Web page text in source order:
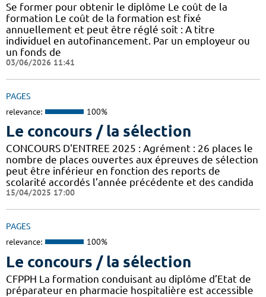
Se former pour obtenir le diplôme Le coût de la
formation Le coût de la formation est fixé
annuellement et peut être réglé soit : A titre
individuel en autofinancement. Par un employeur ou
un fonds de
03/06/2026 11:41
PAGES
relevance: 100%
Le concours / la sélection
CONCOURS D'ENTREE 2025 : Agrément : 26 places le
nombre de places ouvertes aux épreuves de sélection
peut être inférieur en fonction des reports de
scolarité accordés l’année précédente et des candida
15/04/2025 17:00
PAGES
relevance: 100%
Le concours / la sélection
CFPPH La formation conduisant au diplôme d’Etat de
préparateur en pharmacie hospitalière est accessible